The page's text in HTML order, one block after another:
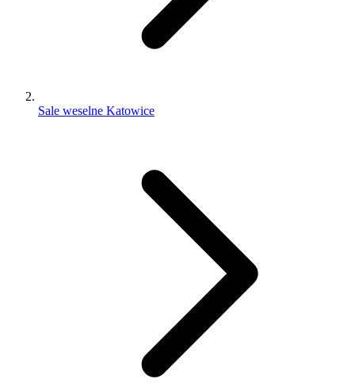
Sale weselne Katowice